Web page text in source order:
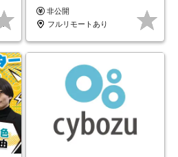
帰／全国募集・業務委託
非公開
フルリモートあり